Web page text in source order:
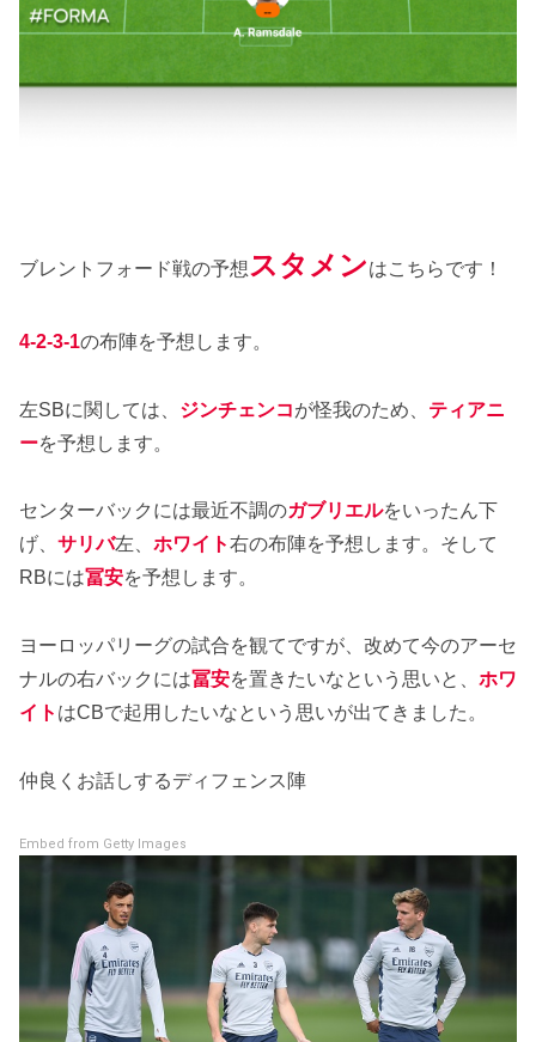
ブレントフォード戦の予想スタメンはこちらです！
4-2-3-1の布陣を予想します。
左SBに関しては、 ジンチェンコが怪我のため、 ティアニ
ーを予想します。
センターバックには最近不調のガブリエルをいったん下
げ、 サリバ左、 ホワイト右の布陣を予想します。そして
RBには冨安を予想します。
ヨーロッパリーグの試合を観てですが、改めて今のアーセ
ナルの右バックには冨安を置きたいなという思いと、 ホワ
イト はCBで起用したいなという思いが出てきました。
仲良くお話しするディフェンス陣
Embed from Getty Images